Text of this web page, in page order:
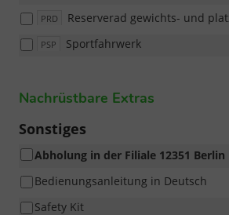
PRD Reserverad gewichts- und
PSP Sportfahrwerk
Nachrüstbare Extras
Sonstiges
Abholung in der Filiale 12351 Berlin
Bedienungsanleitung in Deutsch
Safety Kit